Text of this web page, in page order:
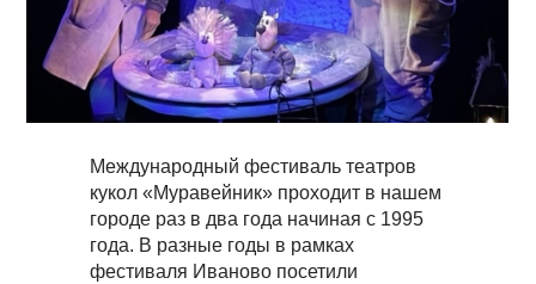
Международный фестиваль театров
кукол «Муравейник» проходит в нашем
городе раз в два года начиная с 1995
года. В разные годы в рамках
фестиваля Иваново посетили